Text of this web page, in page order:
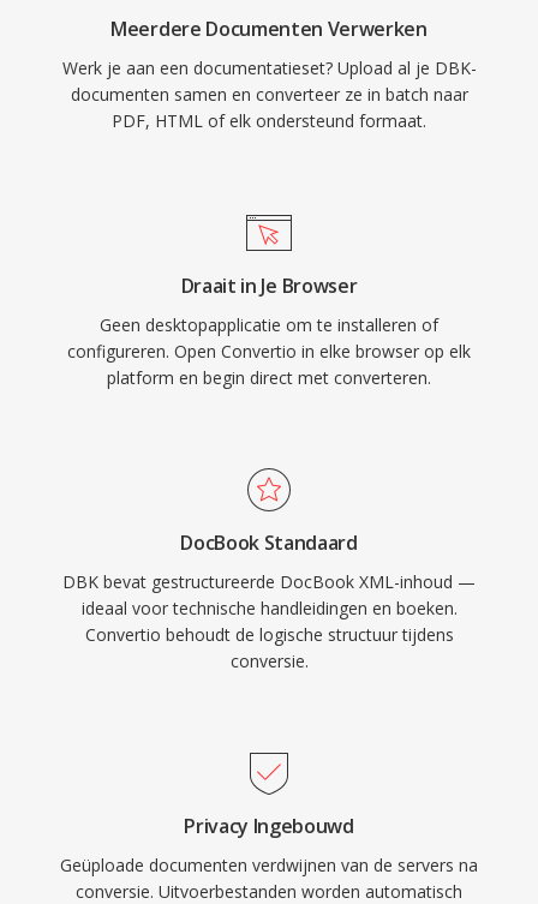
Meerdere Documenten Verwerken
Werk je aan een documentatieset? Upload al je DBK-
documenten samen en converteer ze in batch naar
PDF, HTML of elk ondersteund formaat.
Draait in Je Browser
Geen desktopapplicatie om te installeren of
configureren. Open Convertio in elke browser op elk
platform en begin direct met converteren.
DocBook Standaard
DBK bevat gestructureerde DocBook XML-inhoud —
ideaal voor technische handleidingen en boeken.
Convertio behoudt de logische structuur tijdens
conversie.
Privacy Ingebouwd
Geüploade documenten verdwijnen van de servers na
conversie. Uitvoerbestanden worden automatisch